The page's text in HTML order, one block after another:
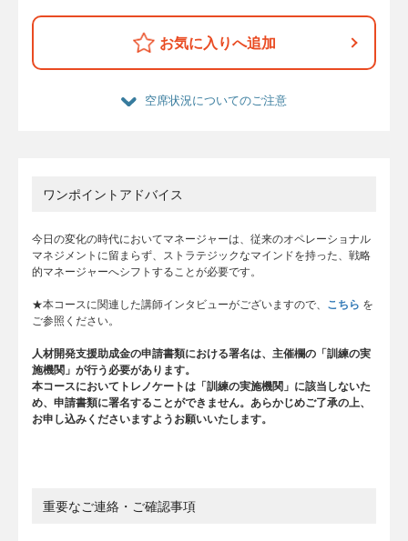
お気に入りへ追加
空席状況についてのご注意
ワンポイントアドバイス
今日の変化の時代においてマネージャーは、従来のオペレーショナル
マネジメントに留まらず、ストラテジックなマインドを持った、戦略
的マネージャーへシフトすることが必要です。
★本コースに関連した講師インタビューがございますので、 こちら を
ご参照ください。
人材開発支援助成金の申請書類における署名は、主催欄の「訓練の実
施機関」が行う必要があります。
本コースにおいてトレノケートは「訓練の実施機関」に該当しないた
め、申請書類に署名することができません。あらかじめご了承の上、
お申し込みくださいますようお願いいたします。
重要なご連絡・ご確認事項